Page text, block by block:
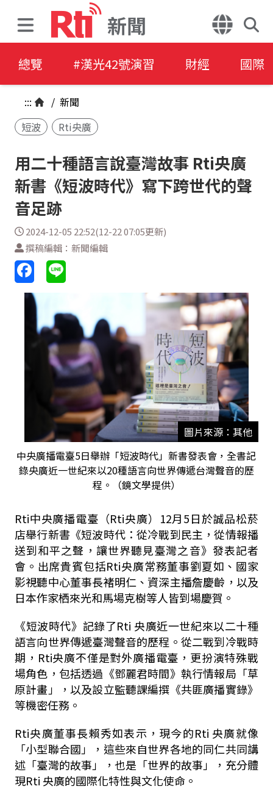
新聞
總覽 #漢光42號演習 財經 國際
::: / 新聞
短波
Rti央廣
用二十種語言說臺灣故事 Rti央廣
新書《短波時代》寫下跨世代的聲
音足跡
2024-12-05 22:52(12-22 07:05更新)
撰稿編輯：新聞編輯
圖片來源：其他
中央廣播電臺5日舉辦「短波時代」新書發表會，全書記
錄央廣近一世紀來以20種語言向世界傳遞台灣聲音的歷
程。（鏡文學提供）
Rti中央廣播電臺（Rti央廣）12月5日於誠品松菸
店舉行新書《短波時代：從冷戰到民主，從情報播
送到和平之聲，讓世界聽見臺灣之音》發表記者
會。出席貴賓包括Rti央廣常務董事劉夏如、國家
影視聽中心董事長褚明仁、資深主播詹慶齡，以及
日本作家栖來光和馬場克樹等人皆到場慶賀。
《短波時代》記錄了Rti 央廣近一世紀來以二十種
語言向世界傳遞臺灣聲音的歷程。從二戰到冷戰時
期，Rti央廣不僅是對外廣播電臺，更扮演特殊戰
場角色，包括透過《鄧麗君時間》執行情報局「草
原計畫」，以及設立監聽課編撰《共匪廣播實錄》
等機密任務。
Rti央廣董事長賴秀如表示，現今的Rti 央廣就像
「小型聯合國」，這些來自世界各地的同仁共同講
述「臺灣的故事」，也是「世界的故事」，充分體
現Rti 央廣的國際化特性與文化使命。